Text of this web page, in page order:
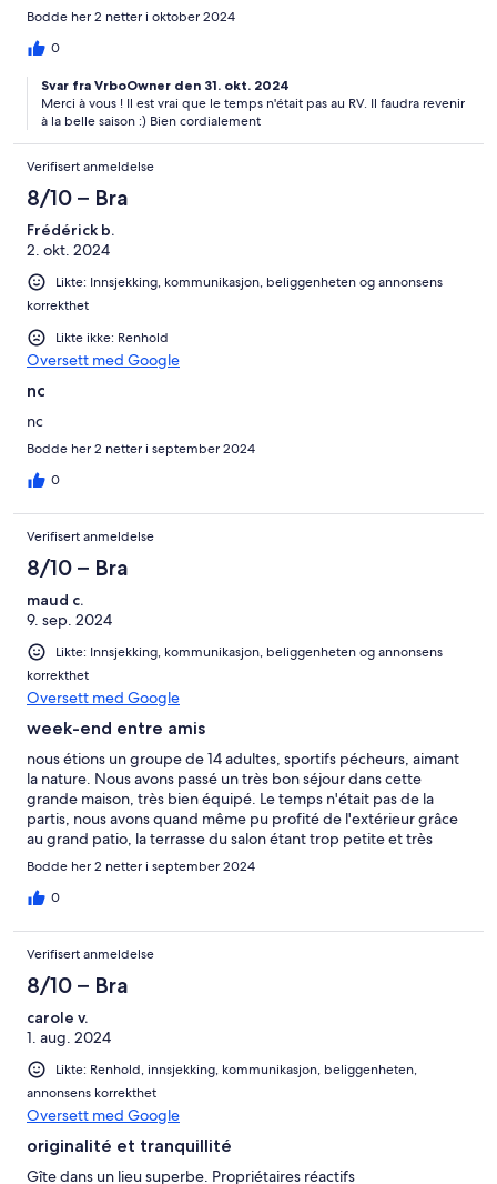
Bodde her 2 netter i oktober 2024
0
Svar fra VrboOwner den 31. okt. 2024
Merci à vous ! Il est vrai que le temps n'était pas au RV. Il faudra revenir
à la belle saison :) Bien cordialement
Verifisert anmeldelse
8/10 – Bra
Frédérick b.
2. okt. 2024
Likte: Innsjekking, kommunikasjon, beliggenheten og annonsens
korrekthet
Likte ikke: Renhold
Oversett med Google
nc
nc
Bodde her 2 netter i september 2024
0
Verifisert anmeldelse
8/10 – Bra
maud c.
9. sep. 2024
Likte: Innsjekking, kommunikasjon, beliggenheten og annonsens
korrekthet
Oversett med Google
week-end entre amis
nous étions un groupe de 14 adultes, sportifs pécheurs, aimant
la nature. Nous avons passé un très bon séjour dans cette
grande maison, très bien équipé. Le temps n'était pas de la
partis, nous avons quand même pu profité de l'extérieur grâce
au grand patio, la terrasse du salon étant trop petite et très
abimé. Dommage qu'il n'y avait pas de chemin de randonnées
autour de la maison, nous avons fait une promenade sur la route,
cadre très agréable et au calme. Néanmoins faire attention au
trés bon séjour
Bodde her 2 netter i september 2024
0
Verifisert anmeldelse
8/10 – Bra
carole v.
1. aug. 2024
Likte: Renhold, innsjekking, kommunikasjon, beliggenheten,
annonsens korrekthet
Oversett med Google
originalité et tranquillité
Gîte dans un lieu superbe. Propriétaires réactifs